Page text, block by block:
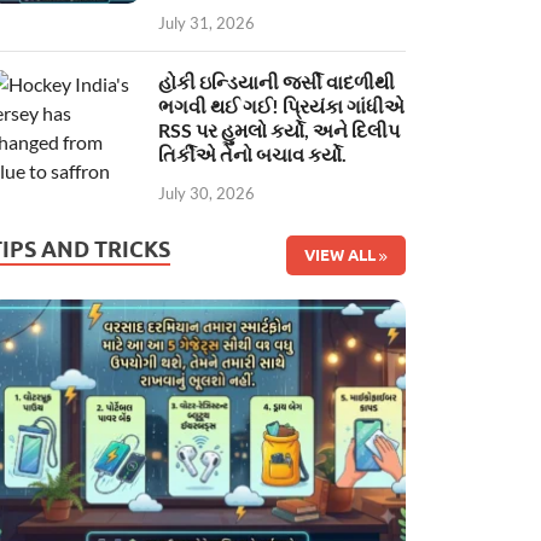
July 31, 2026
હોકી ઇન્ડિયાની જર્સી વાદળીથી
ભગવી થઈ ગઈ! પ્રિયંકા ગાંધીએ
RSS પર હુમલો કર્યો, અને દિલીપ
તિર્કીએ તેનો બચાવ કર્યો.
July 30, 2026
AND TRICKS VIEW ALL